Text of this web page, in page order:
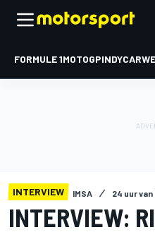
FORMULE 1MOTOGPINDYCAR
INTERVIEW IMSA 24 uur
INTERVIEW: